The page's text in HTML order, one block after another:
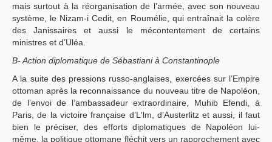
mais surtout à la réorganisation de l’armée, avec son nouveau
système, le Nizam-i Cedit, en Roumélie, qui entraînait la colère
des Janissaires et aussi le mécontentement de certains
ministres et d’Uléa.
B- Action diplomatique de Sébastiani à Constantinople
A la suite des pressions russo-anglaises, exercées sur l’Empire
ottoman après la reconnaissance du nouveau titre de Napoléon,
de l’envoi de l’ambassadeur extraordinaire, Muhib Efendi, à
Paris, de la victoire française d’L'lm, d’Austerlitz et aussi, il faut
bien le préciser, des efforts diplomatiques de Napoléon lui-
même, la politique ottomane fléchit vers un rapprochement avec